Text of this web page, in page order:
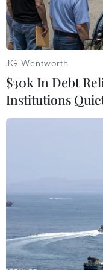
Bosphorus
Ngày 25/2,
Cavusoglu cho
tàu chiến Nga
JG Wentworth
$30k In Debt
Institutions